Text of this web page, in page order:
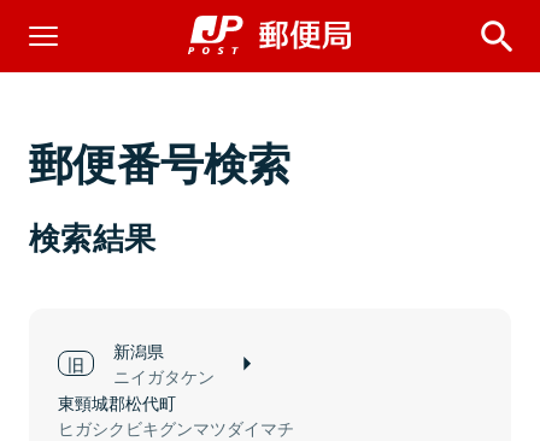
郵便番号検索
検索結果
新潟県
ニイガタケン
東頸城郡松代町
ヒガシクビキグンマツダイマチ